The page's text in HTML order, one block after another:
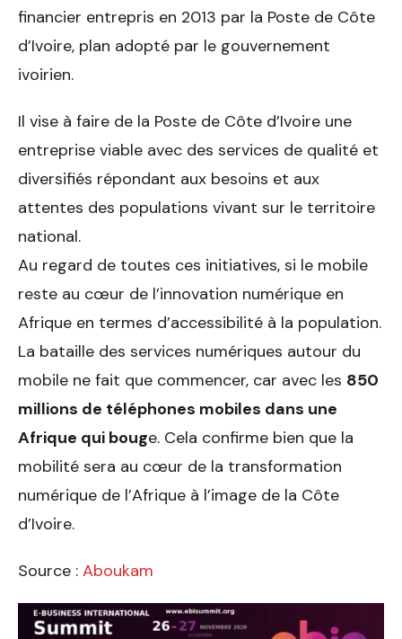
financier entrepris en 2013 par la Poste de Côte
d’Ivoire, plan adopté par le gouvernement
ivoirien.
Il vise à faire de la Poste de Côte d’Ivoire une
entreprise viable avec des services de qualité et
diversifiés répondant aux besoins et aux
attentes des populations vivant sur le territoire
national.
Au regard de toutes ces initiatives, si le mobile
reste au cœur de l’innovation numérique en
Afrique en termes d’accessibilité à la population.
La bataille des services numériques autour du
mobile ne fait que commencer, car avec les 850
millions de téléphones mobiles dans une
Afrique qui bouge. Cela confirme bien que la
mobilité sera au cœur de la transformation
numérique de l’Afrique à l’image de la Côte
d’Ivoire.
Source : Aboukam